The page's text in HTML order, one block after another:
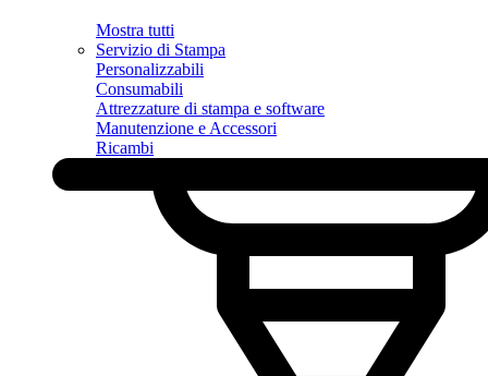
Mostra tutti
Servizio di Stampa
Personalizzabili
Consumabili
Attrezzature di stampa e software
Manutenzione e Accessori
Ricambi